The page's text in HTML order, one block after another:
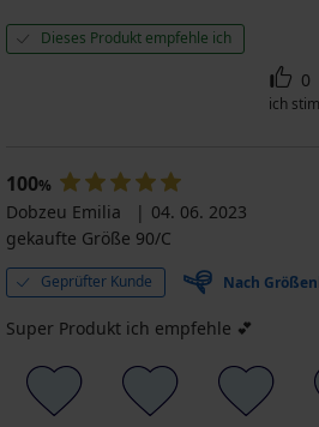
Dieses Produkt empfehle ich
0
ich
100%
Dobzeu Emilia
04. 06. 2023
gekaufte Größe 90/C
Geprüfter Kunde Nach
Super Produkt ich empfehle 💕